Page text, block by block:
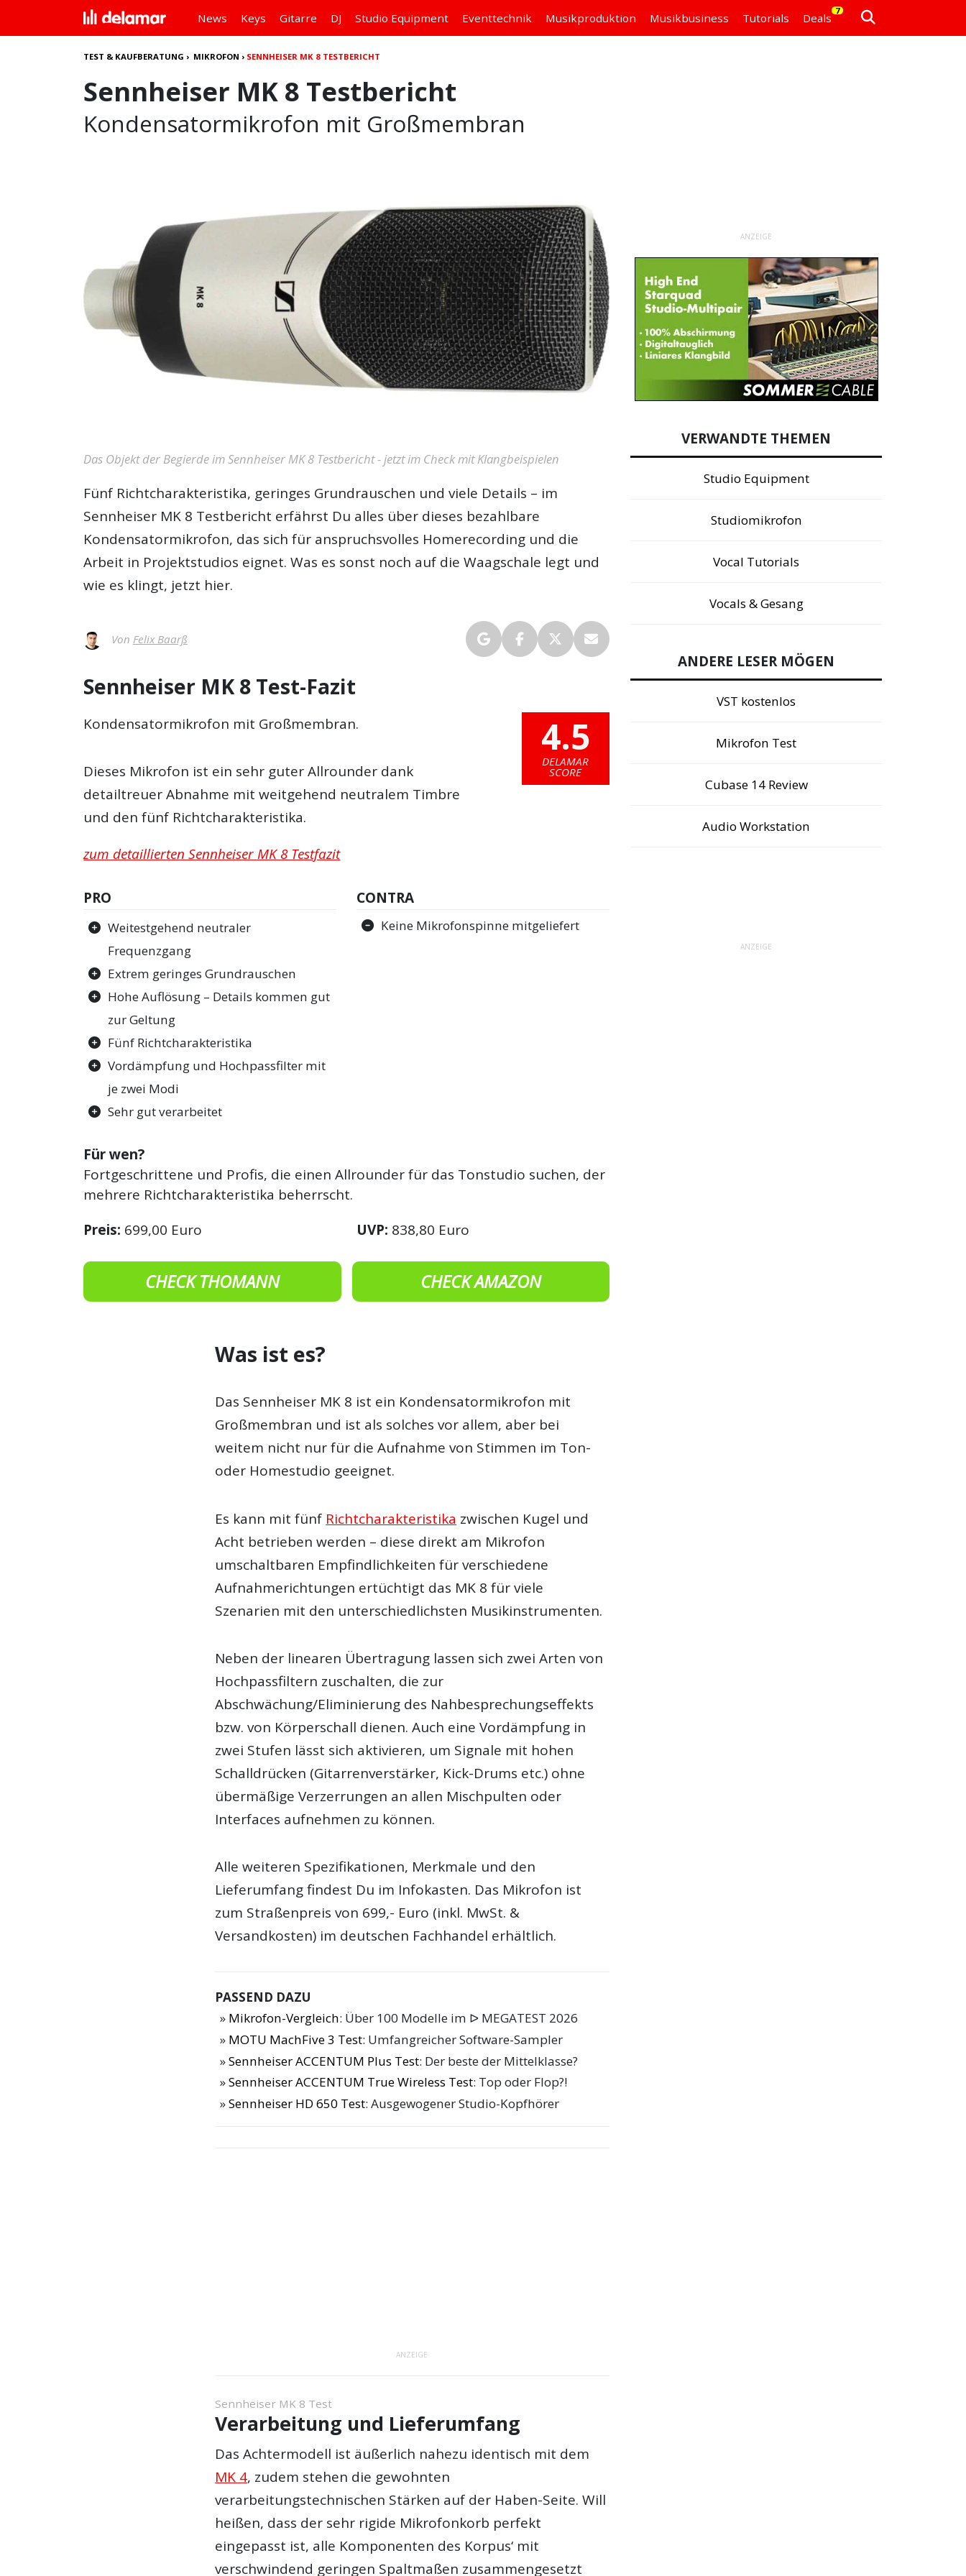
News Keys Gitarre DJ Studio Equipment Eventtechnik Musikproduktion Musikbusiness Tutorials Deals
7
TEST & KAUFBERATUNG › MIKROFON › SENNHEISER MK 8 TESTBERICHT
Sennheiser MK 8 Testbericht
Kondensatormikrofon mit Großmembran
Das Objekt der Begierde im Sennheiser MK 8 Testbericht - jetzt im Check mit Klangbeispielen
Fünf Richtcharakteristika, geringes Grundrauschen und viele Details – im
Sennheiser MK 8 Testbericht erfährst Du alles über dieses bezahlbare
Kondensatormikrofon, das sich für anspruchsvolles Homerecording und die
Arbeit in Projektstudios eignet. Was es sonst noch auf die Waagschale legt und
wie es klingt, jetzt hier.
Von Felix Baarß
Sennheiser MK 8 Test-Fazit
4.5
DELAMAR
SCORE
Kondensatormikrofon mit Großmembran.
Dieses Mikrofon ist ein sehr guter Allrounder dank
detailtreuer Abnahme mit weitgehend neutralem Timbre
und den fünf Richtcharakteristika.
zum detaillierten Sennheiser MK 8 Testfazit
PRO
Weitestgehend neutraler
Frequenzgang
Extrem geringes Grundrauschen
Hohe Auflösung – Details kommen gut
zur Geltung
Fünf Richtcharakteristika
Vordämpfung und Hochpassfilter mit
je zwei Modi
Sehr gut verarbeitet
CONTRA
Keine Mikrofonspinne mitgeliefert
Für wen?
Fortgeschrittene und Profis, die einen Allrounder für das Tonstudio suchen, der
mehrere Richtcharakteristika beherrscht.
Preis: 699,00 Euro UVP: 838,80 Euro
CHECK THOMANN CHECK AMAZON
Was ist es?
Das Sennheiser MK 8 ist ein Kondensatormikrofon mit
Großmembran und ist als solches vor allem, aber bei
weitem nicht nur für die Aufnahme von Stimmen im Ton-
oder Homestudio geeignet.
Es kann mit fünf Richtcharakteristika zwischen Kugel und
Acht betrieben werden – diese direkt am Mikrofon
umschaltbaren Empfindlichkeiten für verschiedene
Aufnahmerichtungen ertüchtigt das MK 8 für viele
Szenarien mit den unterschiedlichsten Musikinstrumenten.
Neben der linearen Übertragung lassen sich zwei Arten von
Hochpassfiltern zuschalten, die zur
Abschwächung/Eliminierung des Nahbesprechungseffekts
bzw. von Körperschall dienen. Auch eine Vordämpfung in
zwei Stufen lässt sich aktivieren, um Signale mit hohen
Schalldrücken (Gitarrenverstärker, Kick-Drums etc.) ohne
übermäßige Verzerrungen an allen Mischpulten oder
Interfaces aufnehmen zu können.
Alle weiteren Spezifikationen, Merkmale und den
Lieferumfang findest Du im Infokasten. Das Mikrofon ist
zum Straßenpreis von 699,- Euro (inkl. MwSt. &
Versandkosten) im deutschen Fachhandel erhältlich.
PASSEND DAZU
Mikrofon-Vergleich: Über 100 Modelle im ᐅ MEGATEST 2026
MOTU MachFive 3 Test: Umfangreicher Software-Sampler
Sennheiser ACCENTUM Plus Test: Der beste der Mittelklasse?
Sennheiser ACCENTUM True Wireless Test: Top oder Flop?!
Sennheiser HD 650 Test: Ausgewogener Studio-Kopfhörer
ANZEIGE
Sennheiser MK 8 Test
Verarbeitung und Lieferumfang
Das Achtermodell ist äußerlich nahezu identisch mit dem
MK 4, zudem stehen die gewohnten
verarbeitungstechnischen Stärken auf der Haben-Seite. Will
heißen, dass der sehr rigide Mikrofonkorb perfekt
eingepasst ist, alle Komponenten des Korpus‘ mit
verschwindend geringen Spaltmaßen zusammengesetzt
ANZEIGE
VERWANDTE THEMEN
Studio Equipment
Studiomikrofon
Vocal Tutorials
Vocals & Gesang
ANDERE LESER MÖGEN
VST kostenlos
Mikrofon Test
Cubase 14 Review
Audio Workstation
ANZEIGE